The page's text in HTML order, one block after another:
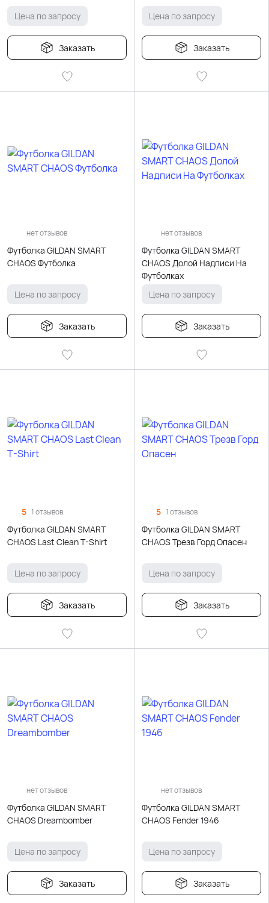
Цена по запросу
Заказать
Цена по запросу
Заказать
нет отзывов
Футболка GILDAN SMART
CHAOS Футболка
Цена по запросу
Заказать
нет отзывов
Футболка GILDAN SMART
CHAOS Долой Надписи На
Футболках
Цена по запросу
Заказать
5 1 отзывов
Футболка GILDAN SMART
CHAOS Last Clean T-Shirt
Цена по запросу
Заказать
5 1 отзывов
Футболка GILDAN SMART
CHAOS Трезв Горд Опасен
Цена по запросу
Заказать
нет отзывов
Футболка GILDAN SMART
CHAOS Dreambomber
Цена по запросу
Заказать
нет отзывов
Футболка GILDAN SMART
CHAOS Fender 1946
Цена по запросу
Заказать